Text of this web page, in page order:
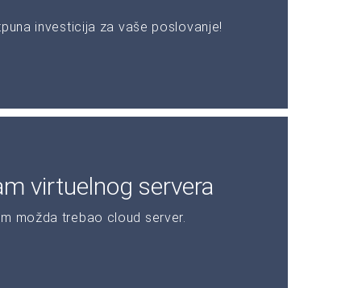
investicija za vaše poslovanje!
virtuelnog servera
možda trebao cloud server.